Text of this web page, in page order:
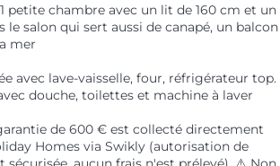
petite chambre avec un lit de 160 cm et un
le salon qui sert aussi de canapé, un balcon
mer
avec lave-vaisselle, four, réfrigérateur top.
douche, toilettes et machine à laver
de 600 € est collecté directement
Homes via Swikly (autorisation de